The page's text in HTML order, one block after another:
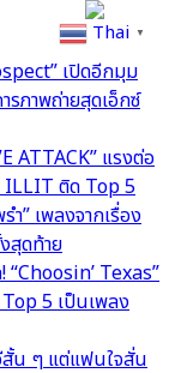
เปิดอีกมุม
ภาพถ่ายสุดเอ็กซ์
ATTACK” แรงต่อ
ILLIT ติด Top 5
” เพลงจากเรื่อง
สุดท้าย
Texas”
5 เป็นเพลง
สั้น ๆ แต่แฟนใจสั่น
Thai ▼